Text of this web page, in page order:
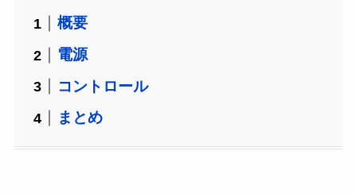
概要
電源
コントロール
まとめ